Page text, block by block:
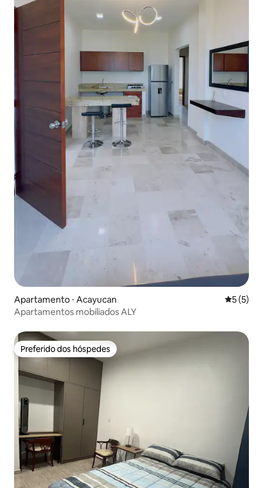
Apartamento ⋅ Acayucan 5 de
5 (5)
Apartamentos mobiliados ALY
Preferido dos hóspedes
Preferido dos hóspedes